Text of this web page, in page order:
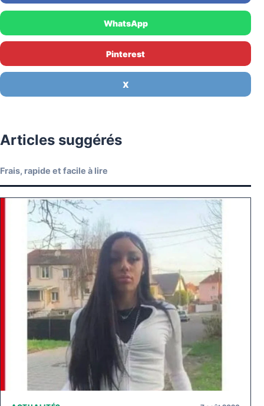
WhatsApp
Pinterest
X
Articles suggérés
Frais, rapide et facile à lire